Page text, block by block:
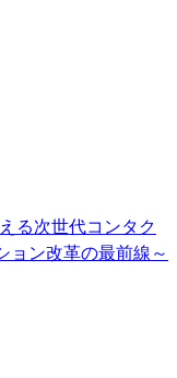
る次世代コンタク
ョン改革の最前線～